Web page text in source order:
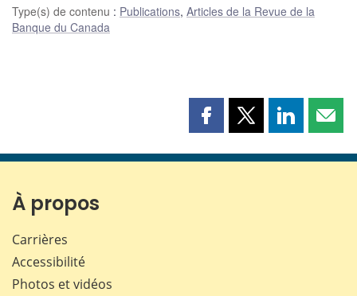
Type(s) de contenu : Publications, Articles de la Revue de la
Banque du Canada
Partager
page
Partager
page
Partager
page page
À propos
Carrières
Accessibilité
Photos et vidéos